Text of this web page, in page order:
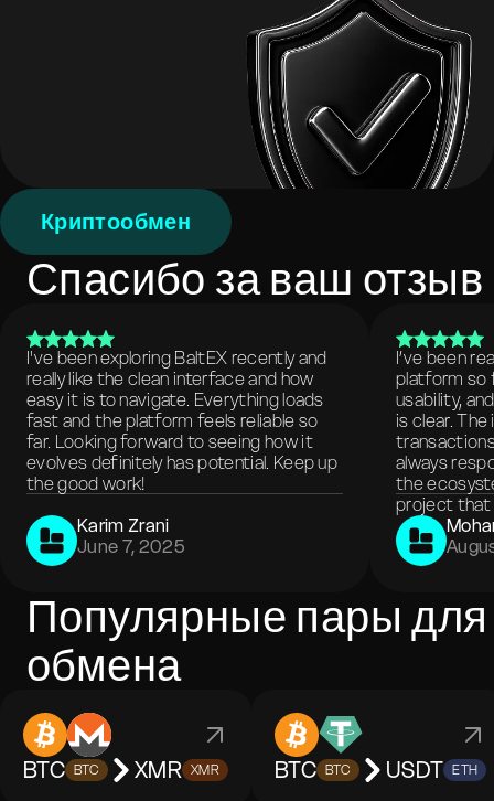
Криптообмен
Спасибо за ваш отзыв
I've been exploring BaltEX recently and
really like the clean interface and how
easy it is to navigate. Everything loads
fast and the platform feels reliable so
far. Looking forward to seeing how it
evolves definitely has potential. Keep up
the good work!
Karim Zrani
June 7, 2025
I’ve been
platform so
usability,
is clear.
always
the
project that
Популярные пары для
обмена
BTC BTC XMR XMR BTC BTC USDT ETH